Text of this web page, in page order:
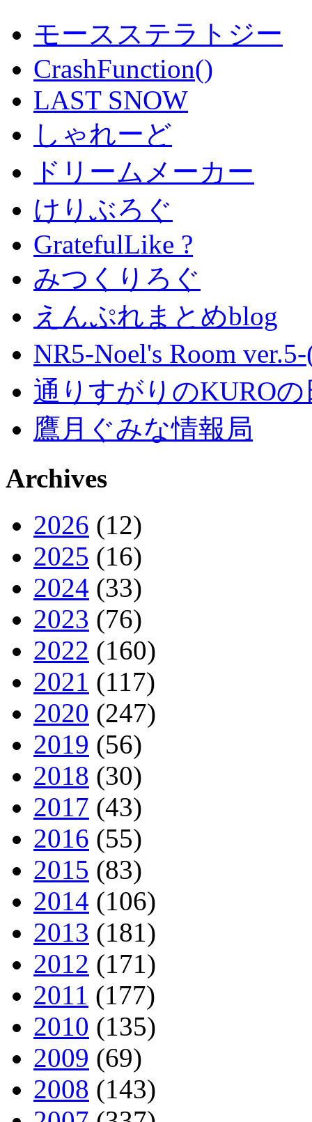
モースステラトジー
CrashFunction()
LAST SNOW
しゃれーど
ドリームメーカー
けりぶろぐ
GratefulLike ?
みつくりろぐ
えんぷれまとめblog
NR5-Noel's Room
通りすがりのKURO
鷹月ぐみな情報局
Archives
2026 (12)
2025 (16)
2024 (33)
2023 (76)
2022 (160)
2021 (117)
2020 (247)
2019 (56)
2018 (30)
2017 (43)
2016 (55)
2015 (83)
2014 (106)
2013 (181)
2012 (171)
2011 (177)
2010 (135)
2009 (69)
2008 (143)